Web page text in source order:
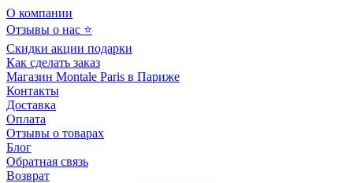
О компании
Отзывы о нас ⭐
Скидки акции подарки
Как сделать заказ
Магазин Montale Paris в Париже
Контакты
Доставка
Оплата
Отзывы о товарах
Блог
Обратная связь
Возврат